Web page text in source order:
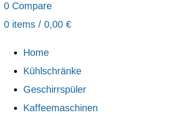
0 Compare
0 items / 0,00 €
Home
Kühlschränke
Geschirrspüler
Kaffeemaschinen